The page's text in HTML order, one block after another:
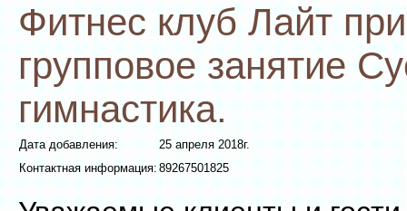
Фитнес клуб Лайт
групповое занятие
гимнастика.
Дата добавления:
25 апреля 2018г.
Контактная информация:89267501825